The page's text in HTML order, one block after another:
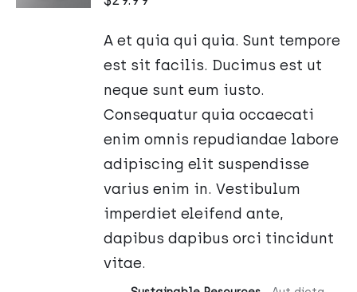
/
A et quia qui quia. Sunt tempore
est sit facilis. Ducimus est ut
neque sunt eum iusto.
Consequatur quia occaecati
enim omnis repudiandae labore
adipiscing elit suspendisse
varius enim in. Vestibulum
imperdiet eleifend ante,
dapibus dapibus orci tincidunt
vitae.